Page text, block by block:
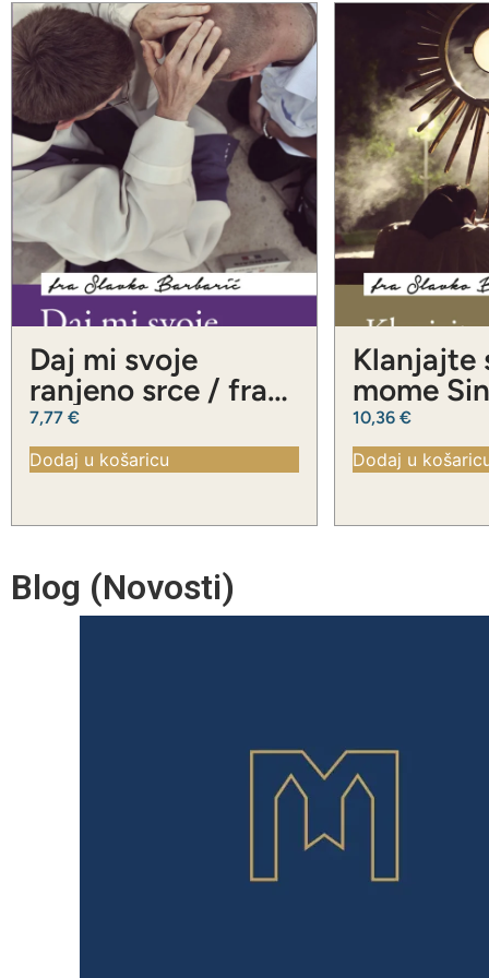
Daj mi svoje
ranjeno srce / fra
Slavko Barbarić
7,77 €
Dodaj u košaricu
Klanjajte
mome
Slavko
10,36 €
Dodaj u
Blog (Novosti)